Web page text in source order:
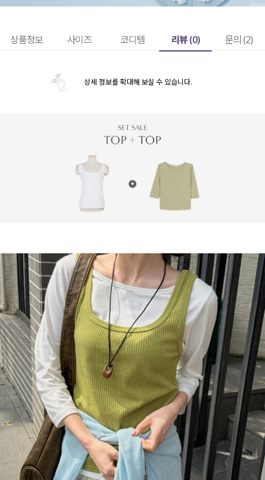
상품정보 사이즈 코디템 리뷰 (0) 문의 (2)
상세 정보를 확대해 보실 수 있습니다.